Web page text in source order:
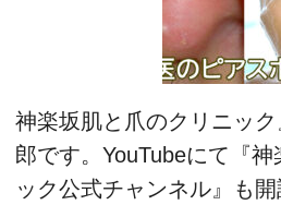
神楽坂肌と爪のクリニッ
郎です。YouTubeにて『
ック公式チャンネル』も